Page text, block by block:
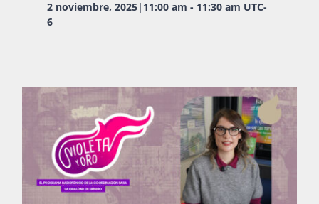
2 noviembre, 2025|11:00 am - 11:30 am UTC-
6